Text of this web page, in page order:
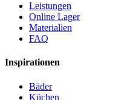
Leistungen
Online Lager
Materialien
FAQ
Inspirationen
Bäder
Küchen